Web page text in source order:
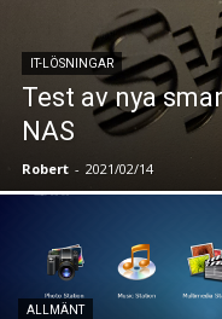
IT-LÖSNINGAR
Test av nya
NAS
Robert - 2021/02/14
ALLMÄNT